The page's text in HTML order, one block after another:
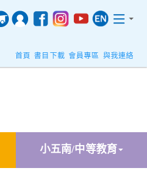
首頁 書目下載 會員專區 與我連絡
小五南/中等教育